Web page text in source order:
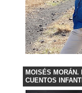
MOISÉS MORÁN.
CUENTOS